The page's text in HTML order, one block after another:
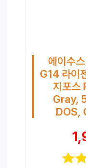
에이수
G14 라이
지포
Gray,
DOS,